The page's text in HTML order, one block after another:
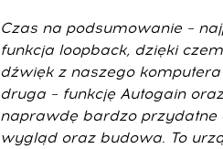
Czas na podsumowanie –
funkcja loopback, dzięki
dźwięk z naszego
druga – funkcję Autogain
naprawdę bardzo
wygląd oraz budowa. To